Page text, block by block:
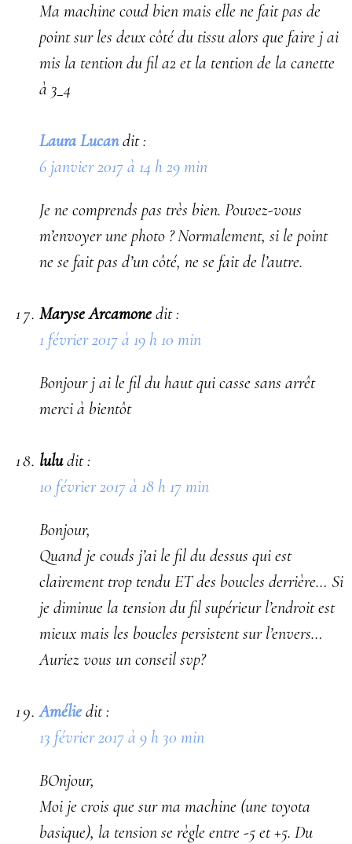
Ma machine coud bien mais elle ne fait pas de
point sur les deux côté du tissu alors que faire j ai
mis la tention du fil a2 et la tention de la canette
à 3_4
Laura Lucandit :
6 janvier 2017 à 14 h 29 min
Je ne comprends pas très bien. Pouvez-vous
m’envoyer une photo ? Normalement, si le point
ne se fait pas d’un côté, ne se fait de l’autre.
Maryse Arcamonedit :
1 février 2017 à 19 h 10 min
Bonjour j ai le fil du haut qui casse sans arrêt
merci à bientôt
luludit :
10 février 2017 à 18 h 17 min
Bonjour,
Quand je couds j’ai le fil du dessus qui est
clairement trop tendu ET des boucles derrière… Si
je diminue la tension du fil supérieur l’endroit est
mieux mais les boucles persistent sur l’envers…
Auriez vous un conseil svp?
Améliedit :
13 février 2017 à 9 h 30 min
BOnjour,
Moi je crois que sur ma machine (une toyota
basique), la tension se règle entre -5 et +5. Du